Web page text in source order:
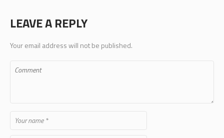
LEAVE A REPLY
Your email address will not be published.